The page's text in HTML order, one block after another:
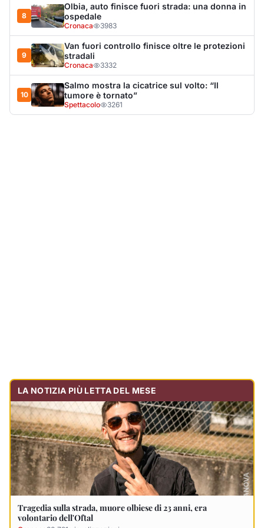
8
Olbia, auto finisce fuori strada: una donna in
ospedale
Cronaca 3983
9
Van fuori controllo finisce oltre le protezioni
stradali
Cronaca 3332
10
Salmo mostra la cicatrice sul volto: “Il
tumore è tornato”
Spettacolo 3261
LA NOTIZIA PIÙ LETTA DEL MESE
Tragedia sulla strada, muore olbiese di 23 anni, era
volontario dell'Oftal